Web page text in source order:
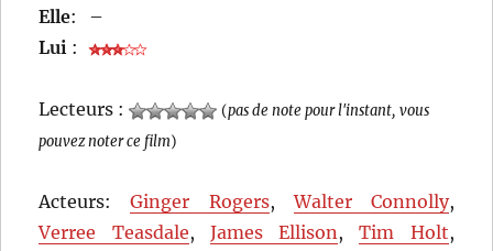
Elle:
–
Lui :
Lecteurs : (pas de note pour l'instant, vous
pouvez noter ce film)
Acteurs:Ginger Rogers,Walter Connolly,
Verree Teasdale, James Ellison,Tim Holt,